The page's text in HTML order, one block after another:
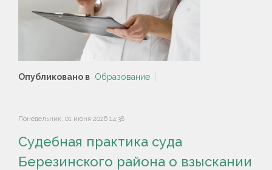
Опубликовано в Образование
Понедельник, 01 июня 2026 14:38
Судебная практика суда
Березинского района о взыскании